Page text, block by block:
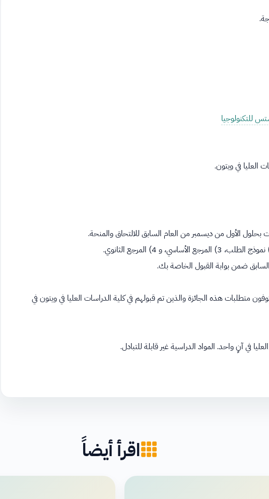
للتكنولوجيا
العليا في ويتون.
بحلول الأول من ديسمبر من العام السابق للالتحاق والمنحة.
ضمن بوابة القبول الخاصة بك.
متطلبات هذه الجائزة والذين تم قبولهم في كلية الدراسات العليا في ويتون في
في آنٍ واحد. المواد الدراسية غير قابلة للتبادل.
اقرأ أيضاً